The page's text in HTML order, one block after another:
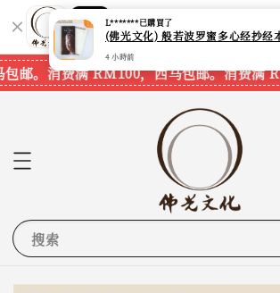
Shopping: 追踪您的订单
您信赖的商店
邮。 消费满 RM100，西马包邮。消费满
搜索
L*******已購買了
4 小時前